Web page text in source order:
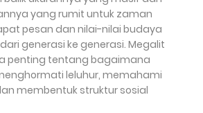
yang rumit untuk zaman
pesan dan nilai-nilai budaya
generasi ke generasi. Megalit
penting tentang bagaimana
leluhur, memahami
membentuk struktur sosial